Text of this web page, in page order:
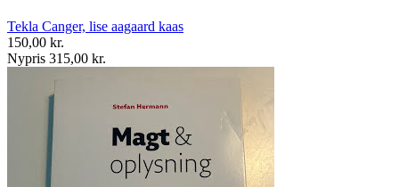
Tekla Canger, lise aagaard kaas
150,00 kr.
Nypris 315,00 kr.